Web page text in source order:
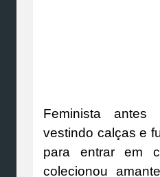
Feminista
vestindo calças e
para entrar em
colecionou